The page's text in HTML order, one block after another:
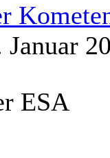
Januar
ESA